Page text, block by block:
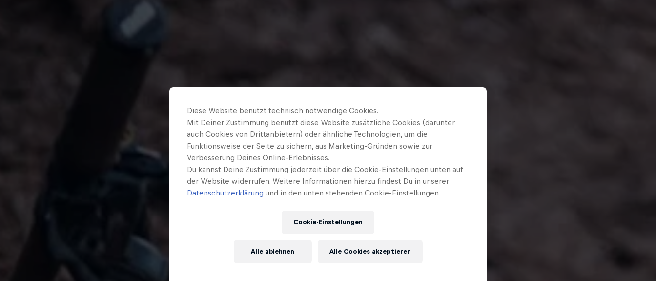
Diese Website benutzt technisch notwendige Cookies.
Mit Deiner Zustimmung benutzt diese Website zusätzliche Cookies (darunter
auch Cookies von Drittanbietern) oder ähnliche Technologien, um die
Funktionsweise der Seite zu sichern, aus Marketing-Gründen sowie zur
Verbesserung Deines Online-Erlebnisses.
Du kannst Deine Zustimmung jederzeit über die Cookie-Einstellungen unten auf
der Website widerrufen. Weitere Informationen hierzu findest Du in unserer
Datenschutzerklärung und in den unten stehenden Cookie-Einstellungen.
Cookie-Einstellungen
Alle ablehnen Alle Cookies akzeptieren